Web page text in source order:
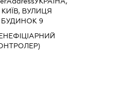
КИЇВ, ВУЛИЦЯ
9